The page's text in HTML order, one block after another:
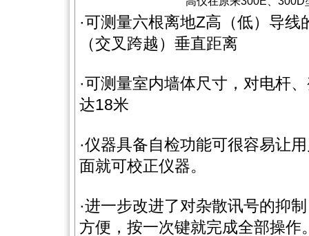
·可测量六根离地Z高（低）导
（交叉跨越）垂直距离
·可测量室内墙体尺寸，对电杆
达18米
·仪器具备自检功能可很容易让
面就可校正仪器。
·进一步改进了对杂散讯号的抑
方便，按一次键就完成全部操作